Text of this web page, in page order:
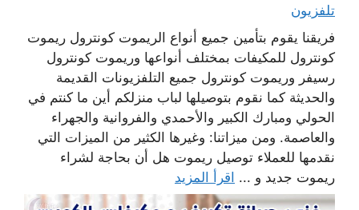
تلفزيون
فريقنا يقوم بتأمين جميع أنواع الريموت كونترول ريموت
كونترول للمكيفات بمختلف أنواعها وريموت كونترول
رسيفر وريموت كونترول جميع التلفزيونات القديمة
والحديثة كما نقوم بتوصيلها لباب منزلكم أين ما كنتم في
الحولي ومبارك الكبير والأحمدي والفروانية والجهراء
والعاصمة. ومن ميزاتنا: وغيرها الكثير من الميزات التي
نقدمها للعملاء توصيل ريموت هل أن بحاجة لشراء
ريموت جديد و ... اقرأ المزيد